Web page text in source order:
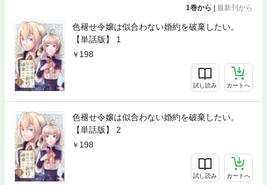
1巻から | 最新刊から
色褪せ令嬢は似合わない婚約を破棄したい。
【単話版】 1
198
試し読み カートへ
色褪せ令嬢は似合わない婚約を破棄したい。
【単話版】 2
198
試し読み カートへ